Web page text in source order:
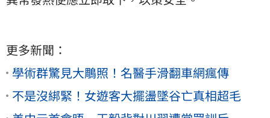
更多新聞：
學術群驚見大鵰照！名醫手滑翻車網瘋傳
不是沒綁緊！女遊客大擺盪墜谷亡真相超毛